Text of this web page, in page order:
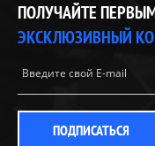
ПОЛУЧАЙТЕ
ЭКСКЛЮЗИВНЫЙ
ПОДПИСАТЬСЯ